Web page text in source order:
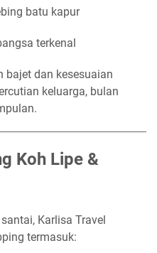
batu kapur
terkenal
bajet dan kesesuaian
keluarga, bulan
Koh Lipe &
Karlisa Travel
termasuk: